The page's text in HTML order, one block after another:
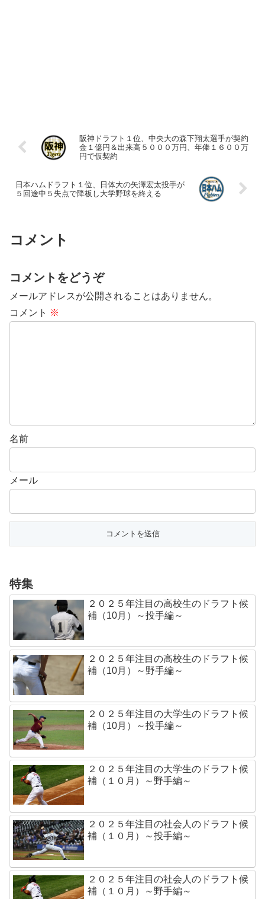
阪神ドラフト１位、中央大の森下翔太選手が契約
金１億円＆出来高５０００万円、年俸１６００万
円で仮契約
日本ハムドラフト１位、日体大の矢澤宏太投手が
５回途中５失点で降板し大学野球を終える
コメント
コメントをどうぞ
メールアドレスが公開されることはありません。
コメント ※
名前
メール
特集
２０２５年注目の高校生のドラフト候
補（10月）～投手編～
２０２５年注目の高校生のドラフト候
補（10月）～野手編～
２０２５年注目の大学生のドラフト候
補（10月）～投手編～
２０２５年注目の大学生のドラフト候
補（１０月）～野手編～
２０２５年注目の社会人のドラフト候
補（１０月）～投手編～
２０２５年注目の社会人のドラフト候
補（１０月）～野手編～